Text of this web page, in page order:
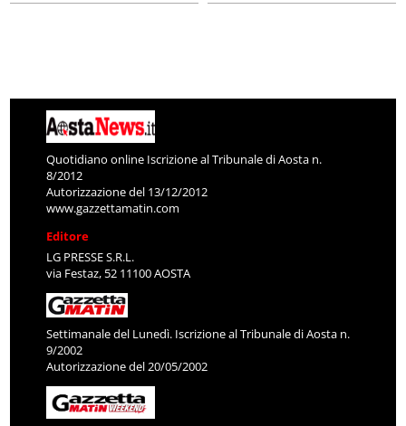
Quotidiano online Iscrizione al Tribunale di Aosta n.
8/2012
Autorizzazione del 13/12/2012
www.gazzettamatin.com
Editore
LG PRESSE S.R.L.
via Festaz, 52 11100 AOSTA
Settimanale del Lunedì. Iscrizione al Tribunale di Aosta n.
9/2002
Autorizzazione del 20/05/2002